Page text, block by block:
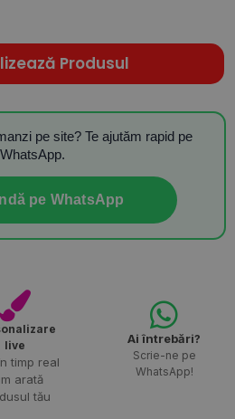
Produsul
pe site? Te ajutăm rapid pe
WhatsApp.
pe WhatsApp
live
timp real
arată
tău
Ai întrebări?
Scrie-ne pe
WhatsApp!